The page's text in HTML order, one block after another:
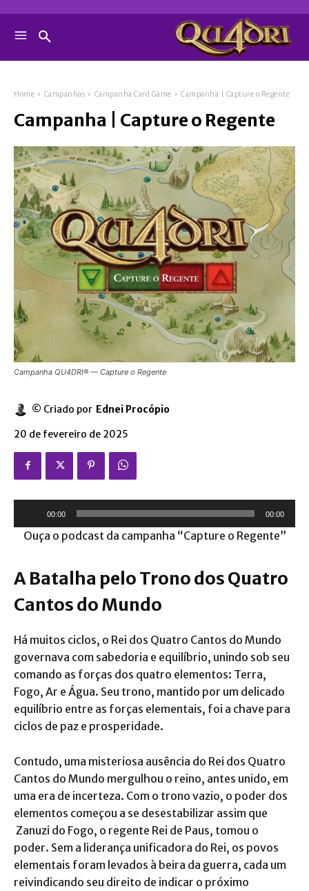
Home Campanhas Campanha Card Game Campanha | Capture o Regente
Campanha | Capture o Regente
Campanha QU4DRI® — Capture o Regente
© Criado por Ednei Procópio
20 de fevereiro de 2025
T
o
c
d
r
e
á
u
d
i
o
00:00 00:00
Ouça o podcast da campanha “Capture o Regente”
A Batalha pelo Trono dos Quatro
Cantos do Mundo
Há muitos ciclos, o Rei dos Quatro Cantos do Mundo
governava com sabedoria e equilíbrio, unindo sob seu
comando as forças dos quatro elementos: Terra,
Fogo, Ar e Água. Seu trono, mantido por um delicado
equilíbrio entre as forças elementais, foi a chave para
ciclos de paz e prosperidade.
Contudo, uma misteriosa ausência do Rei dos Quatro
Cantos do Mundo mergulhou o reino, antes unido, em
uma era de incerteza. Com o trono vazio, o poder dos
elementos começou a se desestabilizar assim que
Zanuzi do Fogo, o regente Rei de Paus, tomou o
poder. Sem a liderança unificadora do Rei, os povos
elementais foram levados à beira da guerra, cada um
reivindicando seu direito de indicar o próximo